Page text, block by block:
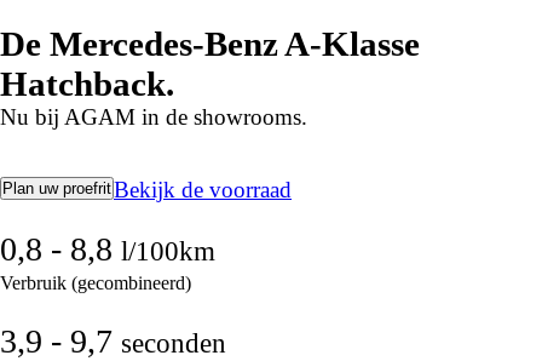
De Mercedes-Benz A-Klasse
Hatchback.
Nu bij AGAM in de showrooms.
Plan uw proefritBekijk de voorraad
0,8 - 8,8 l/100km
Verbruik (gecombineerd)
3,9 - 9,7 seconden